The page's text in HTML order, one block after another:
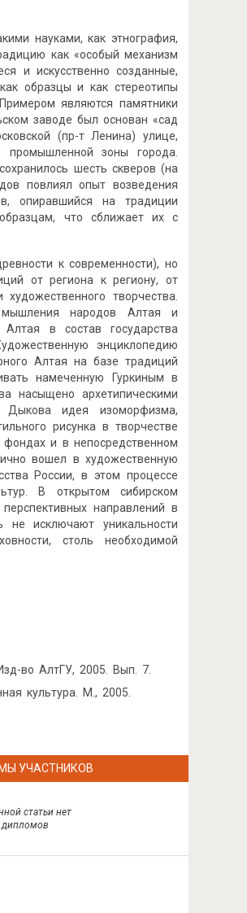
науками, как этнография,
как «особый механизм
и искусственно созданные,
образцы и как стереотипы
являются памятники
заводе был основан «сад
(пр-т Ленина) улице,
промышленной зоны города.
шесть скверов (на
повлиял опыт возведения
опиравшийся на традиции
что сближает их с
к современности), но
от региона к региону, от
творчества.
мышления народов Алтая и
в состав государства
энциклопедию
Алтая на базе традиций
намеченную Гуркиным в
насыщено архетипическими
Дыкова идея изоморфизма,
рисунка в творчестве
фондах и в непосредственном
вошел в художественную
России, в этом процессе
В открытом сибирском
направлений в
не исключают уникальности
столь необходимой
во АлтГУ, 2005. Вып. 7.
культура. М., 2005.
УЧАСТНИКОВ
статьи нет
дипломов